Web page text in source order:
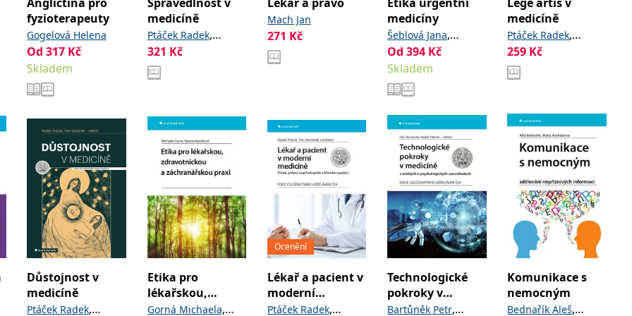
Angličtina pro
fyzioterapeuty
Gogelová Helena
Od317 Kč
Skladem
Spravedlnost v
medicíně
Ptáček Radek,
Bartůněk Petr
kolektiv
321 Kč
Lékař a právo
Mach Jan
271 Kč
Etika urgentní
medicíny
Šeblová Jana,
Matějek Jaromír
kolektiv
Od394 Kč
Skladem
Lege artis v
medicíně
Ptáček Radek,
Bartůněk Petr
Jan
259 Kč
Důstojnost v
medicíně
Ptáček Radek,
Etika pro
lékařskou,
zdravotnickou a
Gorná Michaela,
Ocenění
Lékař a pacient v
moderní
medicíně
Ptáček Radek,
Technologické
pokroky v
medicíně v
Bartůněk Petr,
Komunikace s
nemocným
Bednařík Aleš,